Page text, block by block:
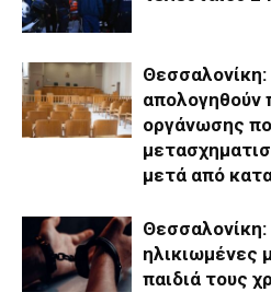
Θεσσαλονίκη:
απολογηθούν
οργάνωσης
μετά από
ηλικιωμένες
παιδιά τους